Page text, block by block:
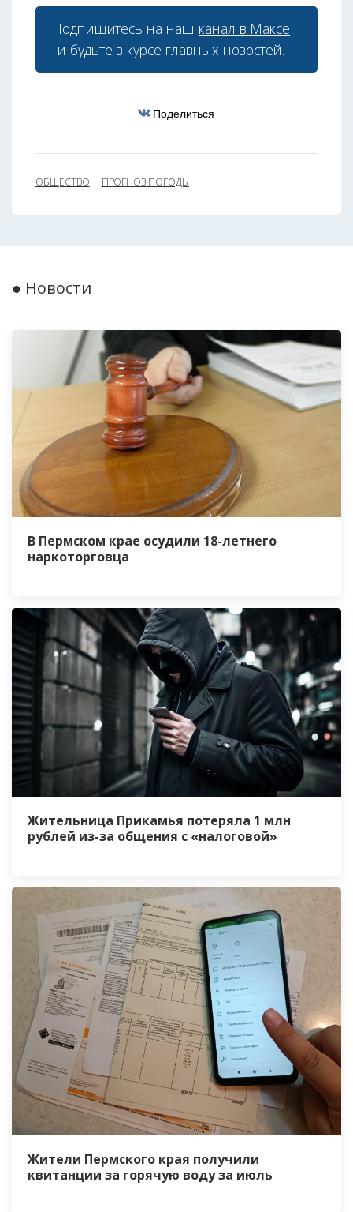
Подпишитесь на наш канал в Максе
и будьте в курсе главных новостей.
Поделиться
ОБЩЕСТВО ПРОГНОЗ ПОГОДЫ
● Новости
В Пермском крае осудили 18-летнего
наркоторговца
Жительница Прикамья потеряла 1 млн
рублей из-за общения с «налоговой»
Жители Пермского края получили
квитанции за горячую воду за июль